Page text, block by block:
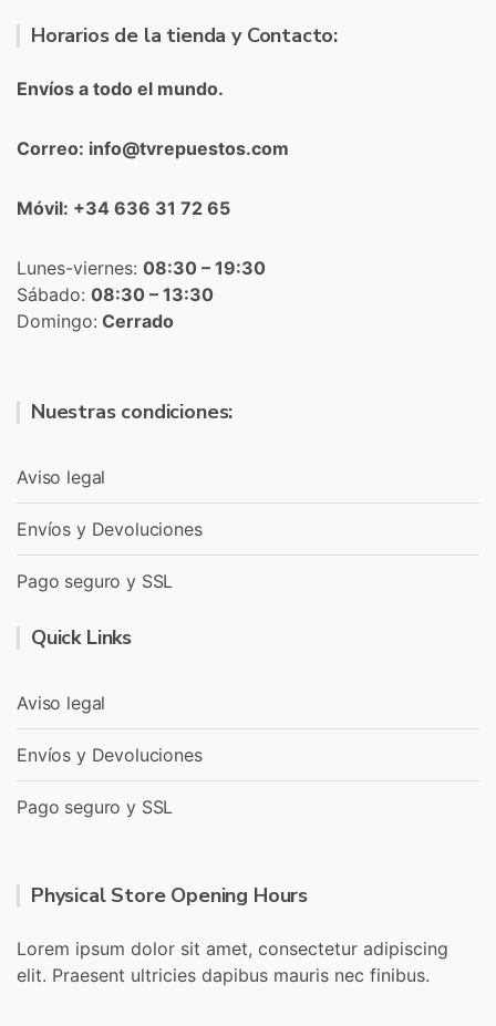
Horarios de la tienda y Contacto:
Envíos a todo el mundo.
Correo: info@tvrepuestos.com
Móvil: +34 636 31 72 65
Lunes-viernes: 08:30 – 19:30
Sábado: 08:30 – 13:30
Domingo: Cerrado
Nuestras condiciones:
Aviso legal
Envíos y Devoluciones
Pago seguro y SSL
Quick Links
Aviso legal
Envíos y Devoluciones
Pago seguro y SSL
Physical Store Opening Hours
Lorem ipsum dolor sit amet, consectetur adipiscing
elit. Praesent ultricies dapibus mauris nec finibus.